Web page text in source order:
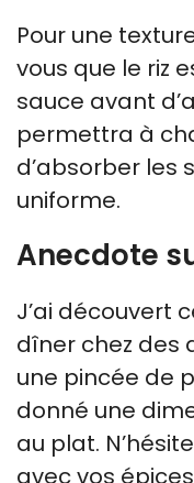
Pour une
vous que le riz
sauce avant
permettra à
d’absorber les
uniforme.
Anecdote
J’ai découvert
dîner chez des
une pincée de
donné une
au plat.
avec vos